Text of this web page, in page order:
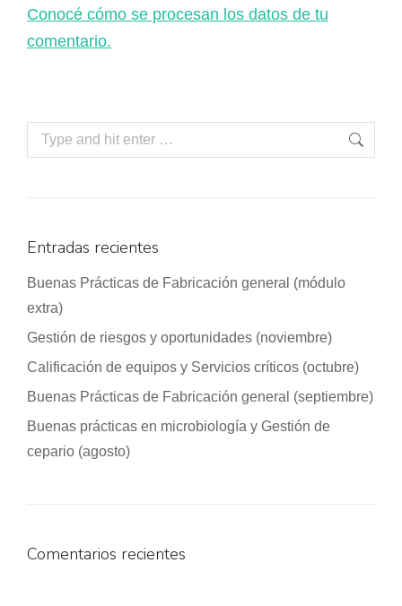
Conocé cómo se procesan los datos de tu
comentario.
Entradas recientes
Buenas Prácticas de Fabricación general (módulo
extra)
Gestión de riesgos y oportunidades (noviembre)
Calificación de equipos y Servicios críticos (octubre)
Buenas Prácticas de Fabricación general (septiembre)
Buenas prácticas en microbiología y Gestión de
cepario (agosto)
Comentarios recientes